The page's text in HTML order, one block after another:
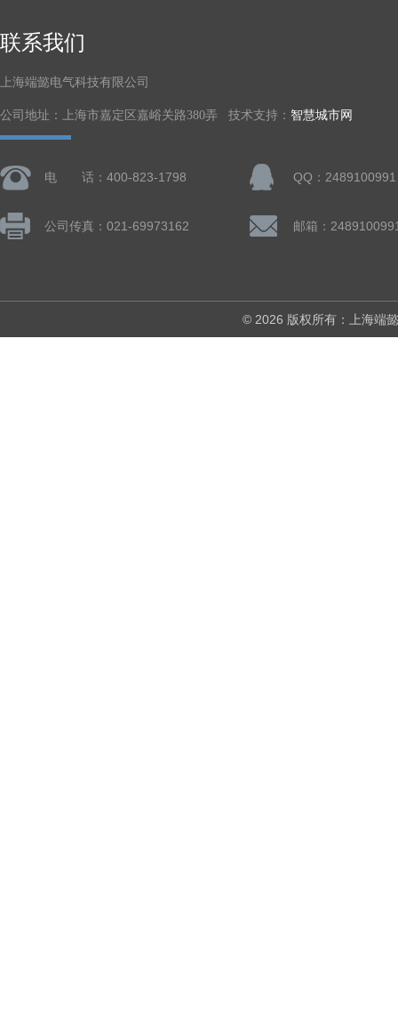
联系我们
上海端懿电气科技有限公司
公司地址：上海市嘉定区嘉峪关路380弄 技术支持： 智慧城市网
电 话：400-823-1798 QQ：2489100991
公司传真：021-69973162 邮箱：
© 2026 版权所有：上海端